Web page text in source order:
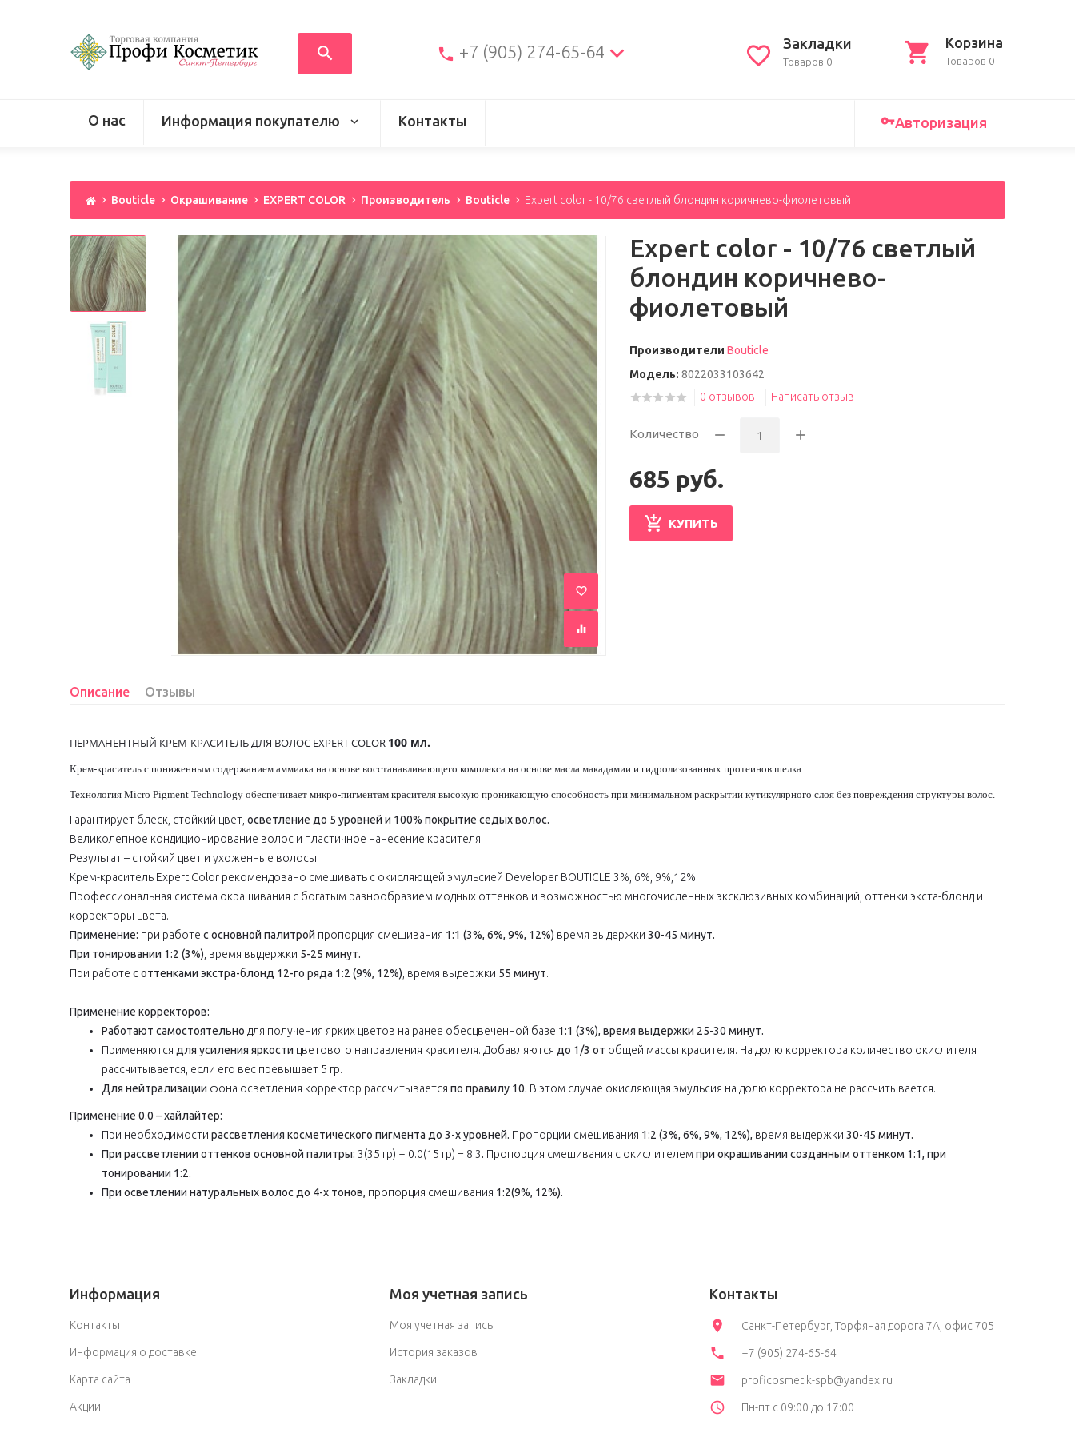
+7 (905) 274-65-64 Закладки
Товаров 0
Корзина
Товаров 0
О нас Информация покупателю Контакты Авторизация
Bouticle Окрашивание EXPERT COLOR Производитель Bouticle Expert color - 10/76 светлый блондин коричнево-фиолетовый
Expert color - 10/76 светлый
блондин коричнево-
фиолетовый
Производители Bouticle
Модель: 8022033103642
0 отзывов
Написать отзыв
Количество
685 руб.
КУПИТЬ
Описание Отзывы
ПЕРМАНЕНТНЫЙ КРЕМ-КРАСИТЕЛЬ ДЛЯ ВОЛОС EXPERT COLOR 100 мл.
Крем-краситель с пониженным содержанием аммиака на основе восстанавливающего комплекса на основе масла макадамии и гидролизованных протеинов шелка.
Технология Micro Pigment Technology обеспечивает микро-пигментам красителя высокую проникающую способность при минимальном раскрытии кутикулярного слоя без повреждения структуры волос.
Гарантирует блеск, стойкий цвет, осветление до 5 уровней и 100% покрытие седых волос.
Великолепное кондиционирование волос и пластичное нанесение красителя.
Результат – стойкий цвет и ухоженные волосы.
Крем-краситель Expert Color рекомендовано смешивать с окисляющей эмульсией Developer BOUTICLE 3%, 6%, 9%,12%.
Профессиональная система окрашивания с богатым разнообразием модных оттенков и возможностью многочисленных эксклюзивных комбинаций, оттенки экста-блонд и
корректоры цвета.
Применение: при работе с основной палитрой пропорция смешивания 1:1 (3%, 6%, 9%, 12%) время выдержки 30-45 минут.
При тонировании 1:2 (3%) , время выдержки 5-25 минут.
При работе с оттенками экстра-блонд 12-го ряда 1:2 (9%, 12%) , время выдержки 55 минут.
Применение корректоров:
Работают самостоятельно для получения ярких цветов на ранее обесцвеченной базе 1:1 (3%), время выдержки 25-30 минут.
Применяются для усиления яркости цветового направления красителя. Добавляются до 1/3 от общей массы красителя. На долю корректора количество окислителя
рассчитывается, если его вес превышает 5 гр.
Для нейтрализации фона осветления корректор рассчитывается по правилу 10. В этом случае окисляющая эмульсия на долю корректора не рассчитывается.
Применение 0.0 – хайлайтер:
При необходимости рассветления косметического пигмента до 3-х уровней. Пропорции смешивания 1:2 (3%, 6%, 9%, 12%), время выдержки 30-45 минут.
При рассветлении оттенков основной палитры: 3(35 гр) + 0.0(15 гр) = 8.3. Пропорция смешивания с окислителем при окрашивании созданным оттенком 1:1, при
тонировании 1:2.
При осветлении натуральных волос до 4-х тонов, пропорция смешивания 1:2(9%, 12%).
Информация
Контакты
Информация о доставке
Карта сайта
Акции
Моя учетная запись
Моя учетная запись
История заказов
Закладки
Контакты
Санкт-Петербург, Торфяная дорога 7А, офис 705
+7 (905) 274-65-64
proficosmetik-spb@yandex.ru
Пн-пт с 09:00 до 17:00